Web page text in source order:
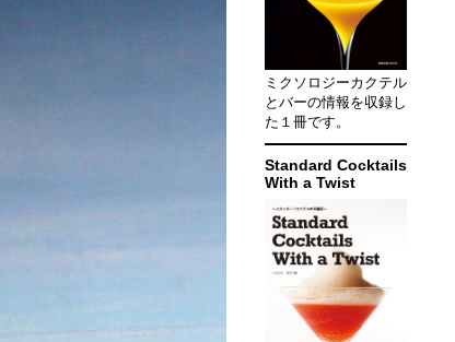
ミクソロジーカクテル
とバーの情報を収録し
た１冊です。
Standard Cocktails
With a Twist